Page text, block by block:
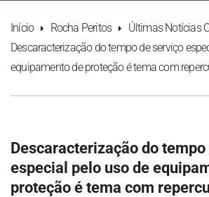
Início Rocha Peritos
Últimas Notícias
Descaracterização do tempo de serviço
equipamento de proteção é tema com
Descaracterização do
especial pelo uso de
proteção é tema com